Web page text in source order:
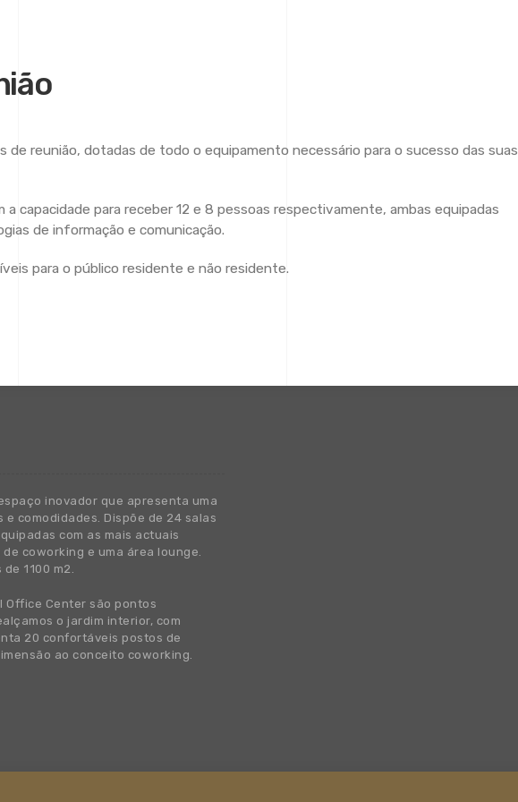
de reunião, dotadas de todo o equipamento necessário para o sucesso das suas
a capacidade para receber 12 e 8 pessoas respectivamente, ambas equipadas
de informação e comunicação.
para o público residente e não residente.
inovador que apresenta uma
e comodidades. Dispõe de 24 salas
com as mais actuais
coworking e uma área lounge.
1100 m2.
Office Center são pontos
o jardim interior, com
20 confortáveis postos de
ao conceito coworking.